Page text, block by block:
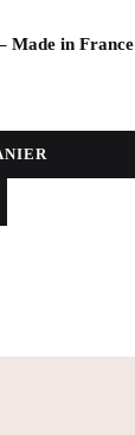
Made in France